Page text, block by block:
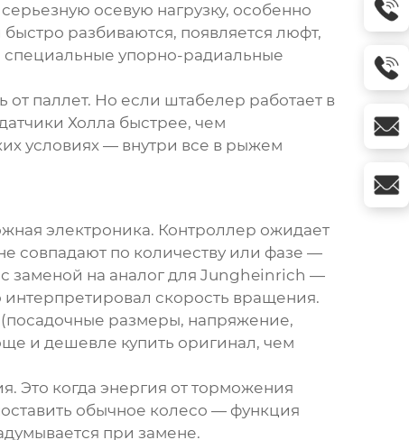
осевую нагрузку, особенно
разбиваются, появляется люфт,
специальные упорно-радиальные
паллет. Но если штабелер работает в
Холла быстрее, чем
условиях — внутри все в рыжем
электроника. Контроллер ожидает
совпадают по количеству или фазе —
заменой на аналог для Jungheinrich —
скорость вращения.
размеры, напряжение,
и дешевле купить оригинал, чем
Это когда энергия от торможения
обычное колесо — функция
при замене.